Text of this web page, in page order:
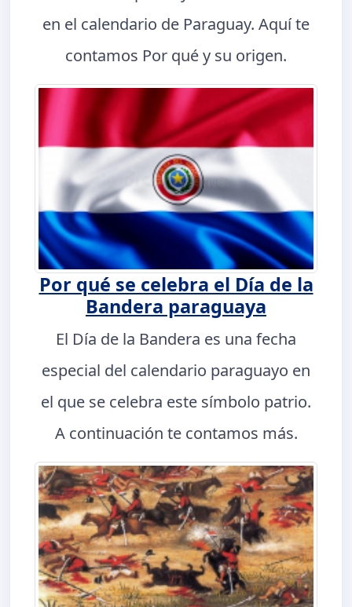
en el calendario de Paraguay. Aquí te
contamos Por qué y su origen.
Por qué se celebra el Día de la
Bandera paraguaya
El Día de la Bandera es una fecha
especial del calendario paraguayo en
el que se celebra este símbolo patrio.
A continuación te contamos más.